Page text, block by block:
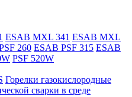
ESAB MXL 341 ESAB MXL
260 ESAB PSF 315 ESAB
PSF 520W
Горелки газокислородные
сварки в среде